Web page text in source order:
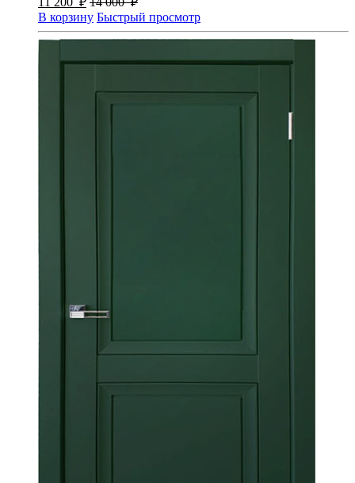
В корзину Быстрый просмотр